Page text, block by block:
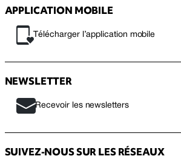
APPLICATION MOBILE
Télécharger l’application mobile
NEWSLETTER
Recevoir les newsletters
SUIVEZ-NOUS SUR LES RÉSEAUX